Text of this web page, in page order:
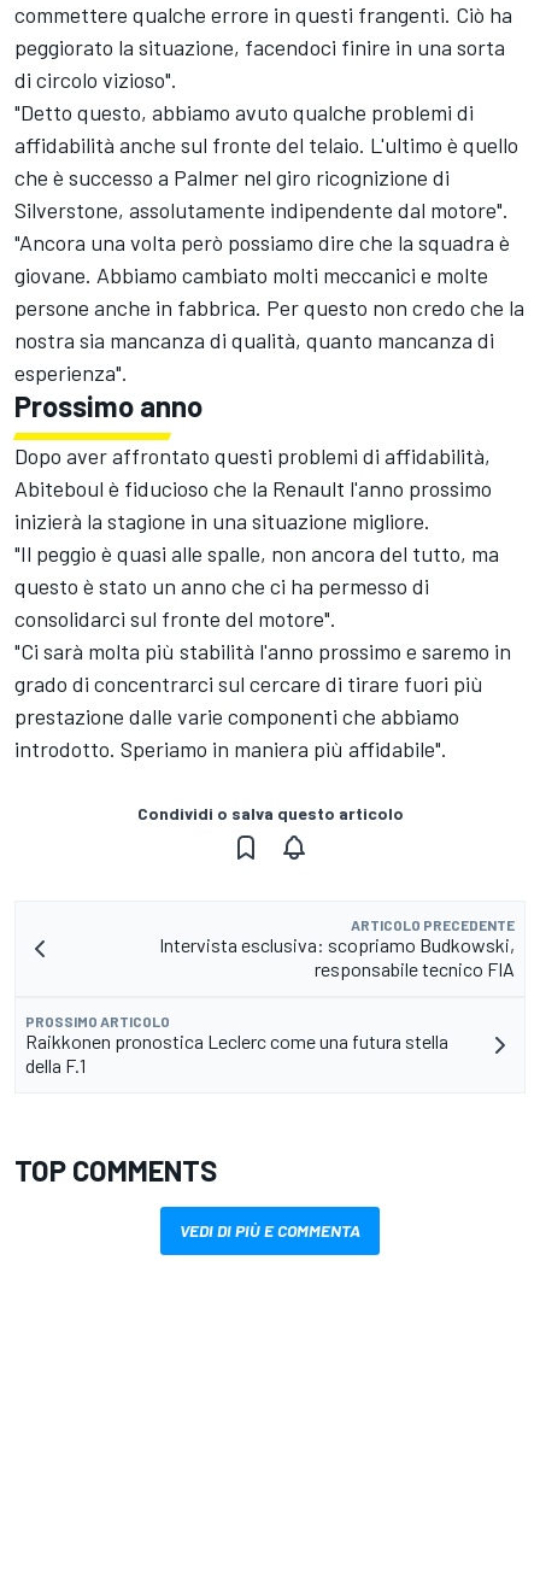
commettere qualche errore in questi frangenti. Ciò ha
peggiorato la situazione, facendoci finire in una sorta
di circolo vizioso".
"Detto questo, abbiamo avuto qualche problemi di
affidabilità anche sul fronte del telaio. L'ultimo è quello
che è successo a Palmer nel giro ricognizione di
Silverstone, assolutamente indipendente dal motore".
"Ancora una volta però possiamo dire che la squadra è
giovane. Abbiamo cambiato molti meccanici e molte
persone anche in fabbrica. Per questo non credo che la
nostra sia mancanza di qualità, quanto mancanza di
esperienza".
Prossimo anno
Dopo aver affrontato questi problemi di affidabilità,
Abiteboul è fiducioso che la Renault l'anno prossimo
inizierà la stagione in una situazione migliore.
"Il peggio è quasi alle spalle, non ancora del tutto, ma
questo è stato un anno che ci ha permesso di
consolidarci sul fronte del motore".
"Ci sarà molta più stabilità l'anno prossimo e saremo in
grado di concentrarci sul cercare di tirare fuori più
prestazione dalle varie componenti che abbiamo
introdotto. Speriamo in maniera più affidabile".
Condividi o salva questo articolo
ARTICOLO PRECEDENTE
Intervista esclusiva: scopriamo Budkowski,
responsabile tecnico FIA
PROSSIMO ARTICOLO
Raikkonen pronostica Leclerc come una futura stella
della F.1
TOP COMMENTS
VEDI DI PIÙ E COMMENTA